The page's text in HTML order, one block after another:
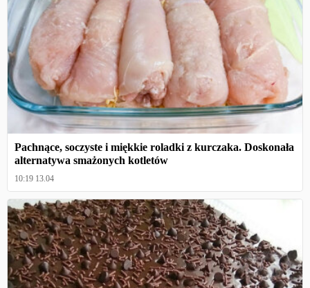
Pachnące, soczyste i miękkie roladki z kurczaka. Doskonała
alternatywa smażonych kotletów
10:19 13.04